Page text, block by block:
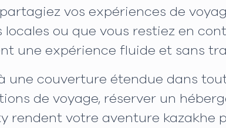
vos expériences de
ou que vous restiez en
une expérience fluide et sans
une couverture étendue dans
de voyage, réserver un
rendent votre aventure kazakhe